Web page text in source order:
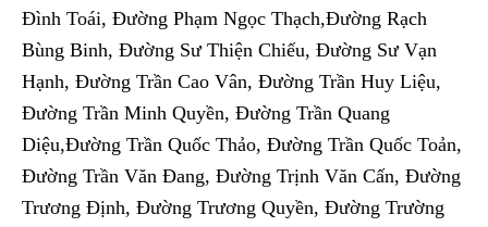
Đình Toái, Đường Phạm Ngọc Thạch,Đường Rạch
Bùng Binh, Đường Sư Thiện Chiếu, Đường Sư Vạn
Hạnh, Đường Trần Cao Vân, Đường Trần Huy Liệu,
Đường Trần Minh Quyền, Đường Trần Quang
Diệu,Đường Trần Quốc Thảo, Đường Trần Quốc Toản,
Đường Trần Văn Đang, Đường Trịnh Văn Cấn, Đường
Trương Định, Đường Trương Quyền, Đường Trường